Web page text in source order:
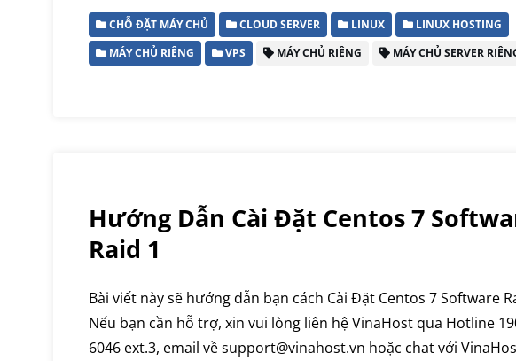
CHỖ ĐẶT MÁY CHỦ CLOUD SERVER LINUX
LINUX HOSTING
MÁY CHỦ RIÊNG
VPS MÁY CHỦ RIÊNG MÁY CHỦ SERVER
Hướng Dẫn Cài Đặt Centos 7
Raid 1
Bài viết này sẽ hướng dẫn bạn cách Cài Đặt Centos 7 Software
Nếu bạn cần hỗ trợ, xin vui lòng liên hệ VinaHost qua Hotline
6046 ext.3, email về support@vinahost.vn hoặc chat với